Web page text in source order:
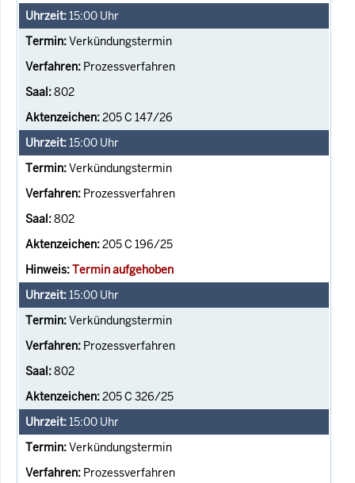
15:00 Uhr
Verkündungstermin
Prozessverfahren
802
205 C 147/26
15:00 Uhr
Verkündungstermin
Prozessverfahren
802
205 C 196/25
Termin aufgehoben
15:00 Uhr
Verkündungstermin
Prozessverfahren
802
205 C 326/25
15:00 Uhr
Verkündungstermin
Prozessverfahren